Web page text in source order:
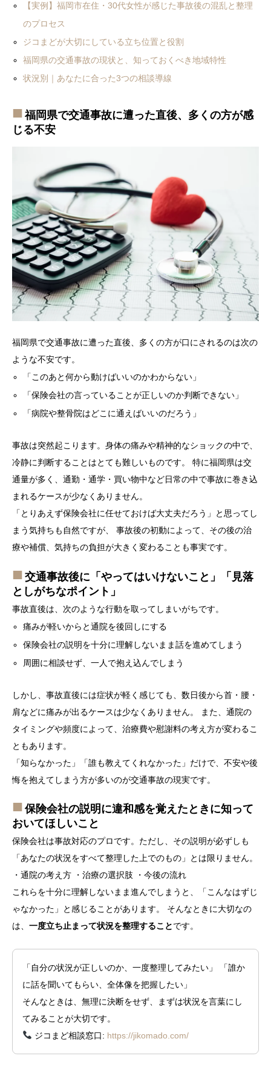
【実例】福岡市在住・30代女性が感じた事故後の混乱と整理
のプロセス
ジコまどが大切にしている立ち位置と役割
福岡県の交通事故の現状と、知っておくべき地域特性
状況別｜あなたに合った3つの相談導線
福岡県で交通事故に遭った直後、多くの方が感
じる不安
福岡県で交通事故に遭った直後、多くの方が口にされるのは次の
ような不安です。
「このあと何から動けばいいのかわからない」
「保険会社の言っていることが正しいのか判断できない」
「病院や整骨院はどこに通えばいいのだろう」
事故は突然起こります。身体の痛みや精神的なショックの中で、
冷静に判断することはとても難しいものです。 特に福岡県は交
通量が多く、通勤・通学・買い物中など日常の中で事故に巻き込
まれるケースが少なくありません。
「とりあえず保険会社に任せておけば大丈夫だろう」と思ってし
まう気持ちも自然ですが、 事故後の初動によって、その後の治
療や補償、気持ちの負担が大きく変わることも事実です。
交通事故後に「やってはいけないこと」「見落
としがちなポイント」
事故直後は、次のような行動を取ってしまいがちです。
痛みが軽いからと通院を後回しにする
保険会社の説明を十分に理解しないまま話を進めてしまう
周囲に相談せず、一人で抱え込んでしまう
しかし、事故直後には症状が軽く感じても、数日後から首・腰・
肩などに痛みが出るケースは少なくありません。 また、通院の
タイミングや頻度によって、治療費や慰謝料の考え方が変わるこ
ともあります。
「知らなかった」「誰も教えてくれなかった」だけで、不安や後
悔を抱えてしまう方が多いのが交通事故の現実です。
保険会社の説明に違和感を覚えたときに知って
おいてほしいこと
保険会社は事故対応のプロです。ただし、その説明が必ずしも
「あなたの状況をすべて整理した上でのもの」とは限りません。
・通院の考え方 ・治療の選択肢 ・今後の流れ
これらを十分に理解しないまま進んでしまうと、「こんなはずじ
ゃなかった」と感じることがあります。 そんなときに大切なの
は、 一度立ち止まって状況を整理することです。
「自分の状況が正しいのか、一度整理してみたい」 「誰か
に話を聞いてもらい、全体像を把握したい」
そんなときは、無理に決断をせず、まずは状況を言葉にし
てみることが大切です。
ジコまど相談窓口: https://jikomado.com/